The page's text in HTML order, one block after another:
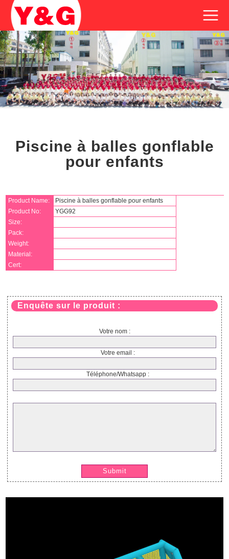
Piscine à balles gonflable
pour enfants
Product Name:
Piscine à balles gonflable pour enfants
Product No:
YGG92
Size:
Pack:
Weight:
Material:
Cert:
Enquête sur le produit :
Votre nom :
Votre email :
Téléphone/Whatsapp :
Submit